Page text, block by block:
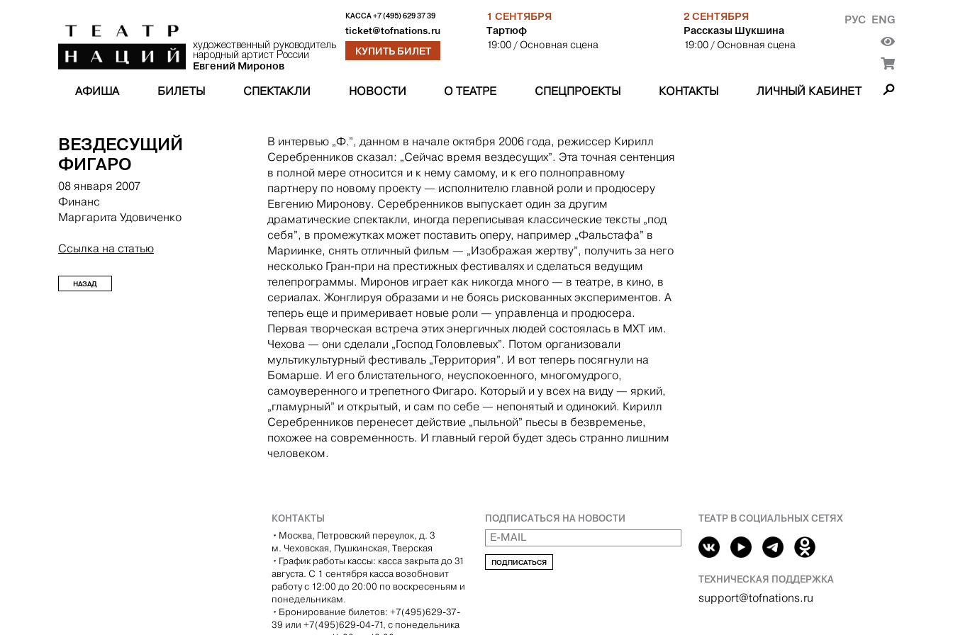
художественный руководитель
народный артист России
Евгений Миронов
КАССА+7 (495) 629 37 39
ticket@tofnations.ru
КУПИТЬ БИЛЕТ
1 СЕНТЯБРЯ
Тартюф
19:00 / Основная сцена
2 СЕНТЯБРЯ
Рассказы Шукшина
19:00 / Основная сцена
РУС ENG
АФИША БИЛЕТЫ СПЕКТАКЛИ НОВОСТИ О ТЕАТРЕ СПЕЦПРОЕКТЫ КОНТАКТЫ ЛИЧНЫЙ КАБИНЕТ
ВЕЗДЕСУЩИЙ
ФИГАРО
08 января 2007
Финанс
Маргарита Удовиченко
Ссылка на статью
НАЗАД
В интервью „Ф.”, данном в начале октября 2006 года, режиссер Кирилл
Серебренников сказал: „Сейчас время вездесущих”. Эта точная сентенция
в полной мере относится и к нему самому, и к его полноправному
партнеру по новому проекту — исполнителю главной роли и продюсеру
Евгению Миронову. Серебренников выпускает один за другим
драматические спектакли, иногда переписывая классические тексты „под
себя”, в промежутках может поставить оперу, например „Фальстафа” в
Мариинке, снять отличный фильм — „Изображая жертву”, получить за него
несколько Гран-при на престижных фестивалях и сделаться ведущим
телепрограммы. Миронов играет как никогда много — в театре, в кино, в
сериалах. Жонглируя образами и не боясь рискованных экспериментов. А
теперь еще и примеривает новые роли — управленца и продюсера.
Первая творческая встреча этих энергичных людей состоялась в МХТ им.
Чехова — они сделали „Господ Головлевых”. Потом организовали
мультикультурный фестиваль „Территория”. И вот теперь посягнули на
Бомарше. И его блистательного, неуспокоенного, многомудрого,
самоуверенного и трепетного Фигаро. Который и у всех на виду — яркий,
„гламурный” и открытый, и сам по себе — непонятый и одинокий. Кирилл
Серебренников перенесет действие „пыльной” пьесы в безвременье,
похожее на современность. И главный герой будет здесь странно лишним
человеком.
КОНТАКТЫ
• Москва, Петровский переулок, д. 3
м. Чеховская, Пушкинская, Тверская
• График работы кассы: касса закрыта до 31
августа. С 1 сентября касса возобновит
работу с 12:00 до 20:00 по воскресеньям и
понедельникам.
• Бронирование билетов: +7(495)629-37-
39 или +7(495)629-04-71, с понедельника
ПОДПИСАТЬСЯ НА НОВОСТИ
ПОДПИСАТЬСЯ
ТЕАТР В СОЦИАЛЬНЫХ СЕТЯХ
ТЕХНИЧЕСКАЯ ПОДДЕРЖКА
support@tofnations.ru